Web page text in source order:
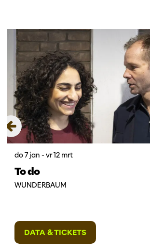
To do
WUNDERBAUM
do 7 jan - vr 12 mrt
DATA & TICKETS